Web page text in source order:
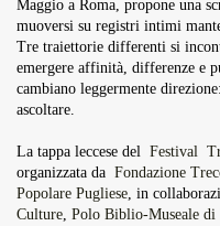
Maggio a Roma, propone una
muoversi su registri intimi
Tre traiettorie differenti si
emergere affinità, differenze e
cambiano leggermente
ascoltare.
La tappa leccese del Festival
organizzata da Fondazione
Popolare Pugliese, in
Culture, Polo Biblio-Museale di